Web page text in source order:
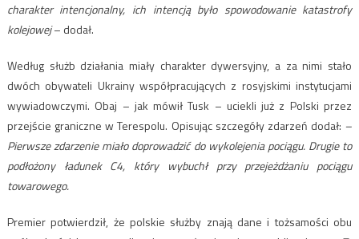
charakter intencjonalny, ich intencją było spowodowanie katastrofy
kolejowej– dodał.
Według służb działania miały charakter dywersyjny, a za nimi stało
dwóch obywateli Ukrainy współpracujących z rosyjskimi instytucjami
wywiadowczymi. Obaj – jak mówił Tusk – uciekli już z Polski przez
przejście graniczne w Terespolu. Opisując szczegóły zdarzeń dodał: –
Pierwsze zdarzenie miało doprowadzić do wykolejenia pociągu. Drugie to
podłożony ładunek C4, który wybuchł przy przejeżdżaniu pociągu
towarowego.
Premier potwierdził, że polskie służby znają dane i tożsamości obu